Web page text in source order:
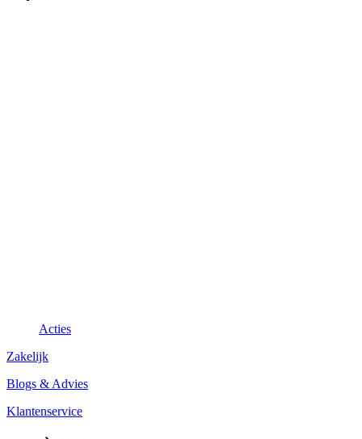
Acties
Zakelijk
Blogs & Advies
Klantenservice